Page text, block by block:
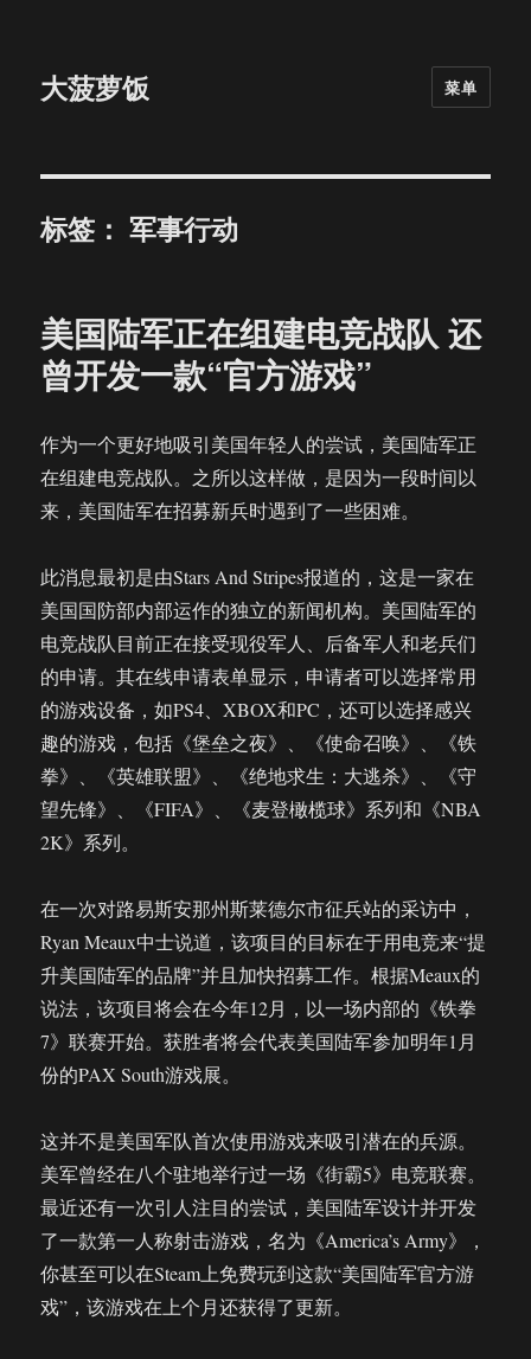
大菠萝饭 菜单
标签：军事行动
美国陆军正在组建电竞战队 还
曾开发一款“官方游戏”
作为一个更好地吸引美国年轻人的尝试，美国陆军正
在组建电竞战队。之所以这样做，是因为一段时间以
来，美国陆军在招募新兵时遇到了一些困难。
此消息最初是由Stars And Stripes报道的，这是一家在
美国国防部内部运作的独立的新闻机构。美国陆军的
电竞战队目前正在接受现役军人、后备军人和老兵们
的申请。其在线申请表单显示，申请者可以选择常用
的游戏设备，如PS4、XBOX和PC，还可以选择感兴
趣的游戏，包括《堡垒之夜》、《使命召唤》、《铁
拳》、《英雄联盟》、《绝地求生：大逃杀》、《守
望先锋》、《FIFA》、《麦登橄榄球》系列和《NBA
2K》系列。
在一次对路易斯安那州斯莱德尔市征兵站的采访中，
Ryan Meaux中士说道，该项目的目标在于用电竞来“提
升美国陆军的品牌”并且加快招募工作。根据Meaux的
说法，该项目将会在今年12月，以一场内部的《铁拳
7》联赛开始。获胜者将会代表美国陆军参加明年1月
份的PAX South游戏展。
这并不是美国军队首次使用游戏来吸引潜在的兵源。
美军曾经在八个驻地举行过一场《街霸5》电竞联赛。
最近还有一次引人注目的尝试，美国陆军设计并开发
了一款第一人称射击游戏，名为《America’s Army》，
你甚至可以在Steam上免费玩到这款“美国陆军官方游
戏”，该游戏在上个月还获得了更新。